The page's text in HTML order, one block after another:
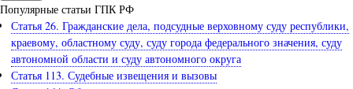
Популярные статьи ГПК РФ
Статья 26. Гражданские дела, подсудные верховному суду республики,
краевому, областному суду, суду города федерального значения, суду
автономной области и суду автономного округа
Статья 113. Судебные извещения и вызовы